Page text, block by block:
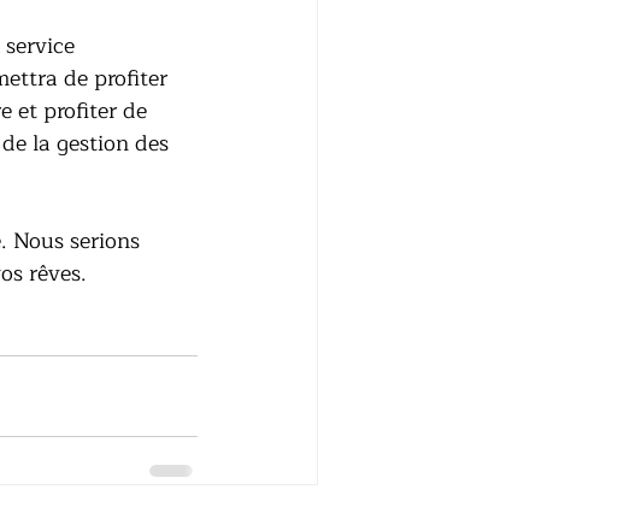
de profiter
et profiter de
la gestion des
Nous serions
rêves.